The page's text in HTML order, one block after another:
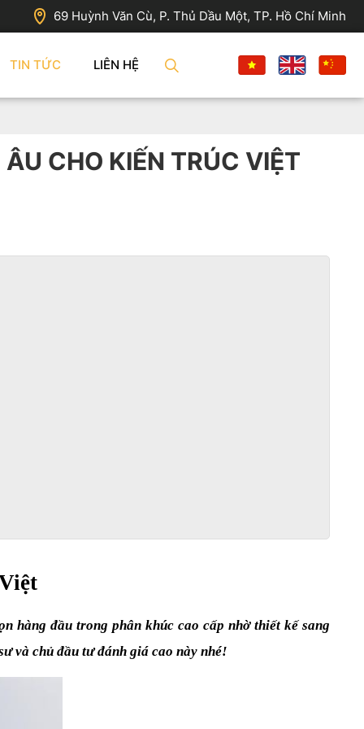
69 Huỳnh Văn Cù, P. Thủ Dầu Một, TP. Hồ Chí Minh
TIN TỨC LIÊN HỆ
CHO KIẾN TRÚC VIỆT
hàng đầu trong phân khúc cao cấp nhờ thiết kế sang
và chủ đầu tư đánh giá cao này nhé!